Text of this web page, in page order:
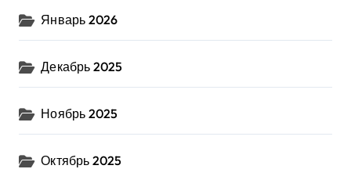
Январь 2026
Декабрь 2025
Ноябрь 2025
Октябрь 2025